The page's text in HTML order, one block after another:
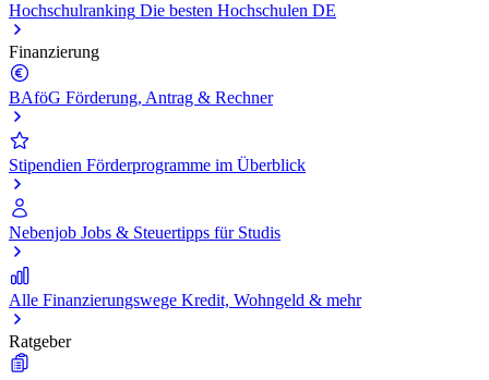
Hochschulranking Die besten Hochschulen DE
Finanzierung
BAföG Förderung, Antrag & Rechner
Stipendien Förderprogramme im Überblick
Nebenjob Jobs & Steuertipps für Studis
Alle Finanzierungswege Kredit, Wohngeld & mehr
Ratgeber